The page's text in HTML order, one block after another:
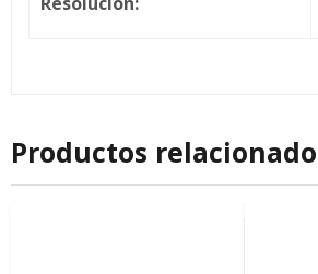
Productos